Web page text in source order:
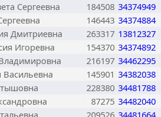
Сергеевна 184508 34374949
146443 34374884
Дмитриевна 263317 13812327
Игоревна 154370 34374892
216197 34462295
145901 34382038
228380 34481788
87275 34482040
209526 34481664